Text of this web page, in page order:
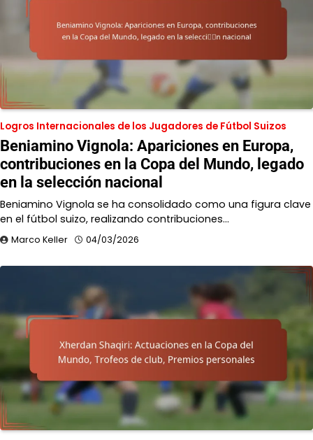
Logros Internacionales de los Jugadores de Fútbol Suizos
Beniamino Vignola: Apariciones en Europa,
contribuciones en la Copa del Mundo, legado
en la selección nacional
Beniamino Vignola se ha consolidado como una figura clave
en el fútbol suizo, realizando contribuciones…
Marco Keller 04/03/2026